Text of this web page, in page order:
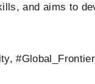
and aims to